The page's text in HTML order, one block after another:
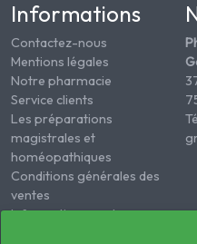
Informations
Contactez-nous
Mentions légales
Notre pharmacie
Service clients
Les préparations
magistrales et
homéopathiques
Conditions générales des
ventes
Informations sur le